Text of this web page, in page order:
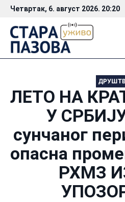
Четвртак, 6. август 2026. 20:20
ЛЕТО НА
У
сунчаног
опасна
РХМЗ